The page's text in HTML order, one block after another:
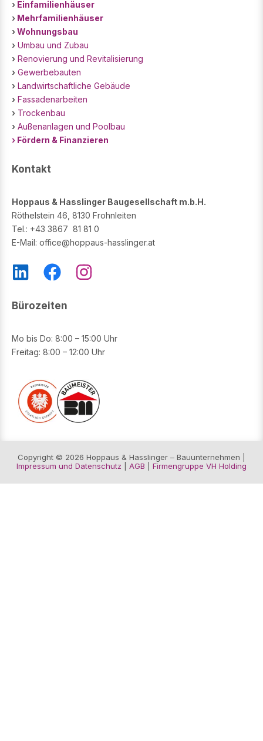
› Einfamilienhäuser
› Mehrfamilienhäuser
›Wohnungsbau
› Umbau und Zubau
› Renovierung und Revitalisierung
› Gewerbebauten
› Landwirtschaftliche Gebäude
› Fassadenarbeiten
› Trockenbau
› Außenanlagen und Poolbau
› Fördern & Finanzieren
Kontakt
Hoppaus & Hasslinger Baugesellschaft m.b.H.
Röthelstein 46, 8130 Frohnleiten
Tel.: +43 3867 81 81 0
E-Mail: office@hoppaus-hasslinger.at
L
n
e
d
n
F
c
b
o
o
k
I
a
g
r
a
m
Bürozeiten
Mo bis Do: 8:00 – 15:00 Uhr
Freitag: 8:00 – 12:00 Uhr
Copyright © 2026 Hoppaus & Hasslinger – Bauunternehmen |
Impressum und Datenschutz
AGB Firmengruppe VH Holding